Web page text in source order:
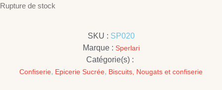
Rupture de stock
SKU : SP020
Marque : Sperlari
Catégorie(s) :
Confiserie, Epicerie Sucrée, Biscuits, Nougats et confiserie